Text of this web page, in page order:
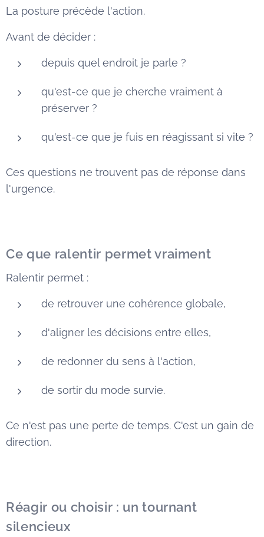
La posture précède l'action.
Avant de décider :
depuis quel endroit je parle ?
qu'est-ce que je cherche vraiment à
préserver ?
qu'est-ce que je fuis en réagissant si vite ?
Ces questions ne trouvent pas de réponse dans
l'urgence.
Ce que ralentir permet vraiment
Ralentir permet :
de retrouver une cohérence globale,
d'aligner les décisions entre elles,
de redonner du sens à l'action,
de sortir du mode survie.
Ce n'est pas une perte de temps. C'est un gain de
direction.
Réagir ou choisir : un tournant
silencieux